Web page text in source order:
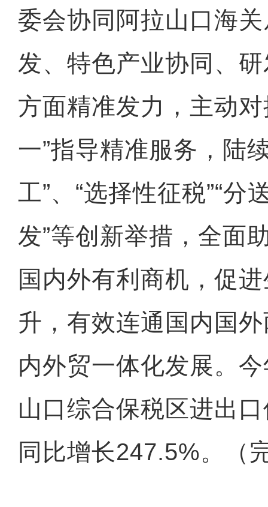
委会协同阿拉山口海
发、特色产业协同、
方面精准发力，主动
一”指导精准服务，陆
工”、“选择性征税”“分
发”等创新举措，全面
国内外有利商机，促
升，有效连通国内国
内外贸一体化发展。
山口综合保税区进出
同比增长247.5%。（